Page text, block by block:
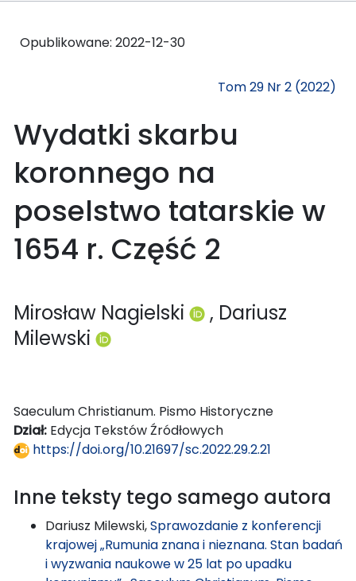
Opublikowane: 2022-12-30
Tom 29 Nr 2 (2022)
Wydatki skarbu
koronnego na
poselstwo tatarskie w
1654 r. Część 2
Mirosław Nagielski
, Dariusz
Milewski
Saeculum Christianum. Pismo Historyczne
Dział: Edycja Tekstów Źródłowych
https://doi.org/10.21697/sc.2022.29.2.21
Inne teksty tego samego autora
Dariusz Milewski,Sprawozdanie z konferencji
krajowej „Rumunia znana i nieznana. Stan badań
i wyzwania naukowe w 25 lat po upadku